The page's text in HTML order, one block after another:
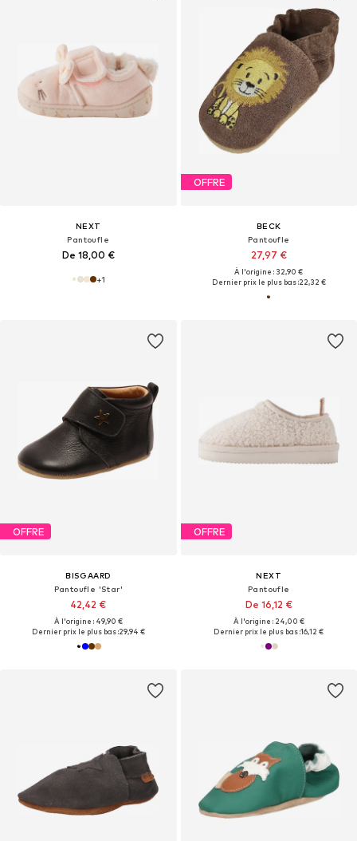
NEXT
Pantoufle
De 18,00 €
+1
OFFRE
BECK
Pantoufle
27,97 €
À l'origine : 32,90 €
Dernier prix le plus bas :22,32 €
OFFRE
BISGAARD
Pantoufle 'Star'
42,42 €
À l'origine : 49,90 €
Dernier prix le plus bas :29,94 €
OFFRE
NEXT
Pantoufle
De 16,12 €
À l'origine : 24,00 €
Dernier prix le plus bas :16,12 €